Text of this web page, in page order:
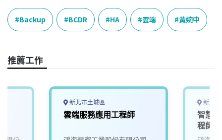
c
e
b
o
k
n
e
r
e
a
k
e
n
p
y
L
k
Backup BCDR HA 雲端 黃婉中
推薦工作
新北市土城區
雲端服務應用工程師
新北
智慧
程師